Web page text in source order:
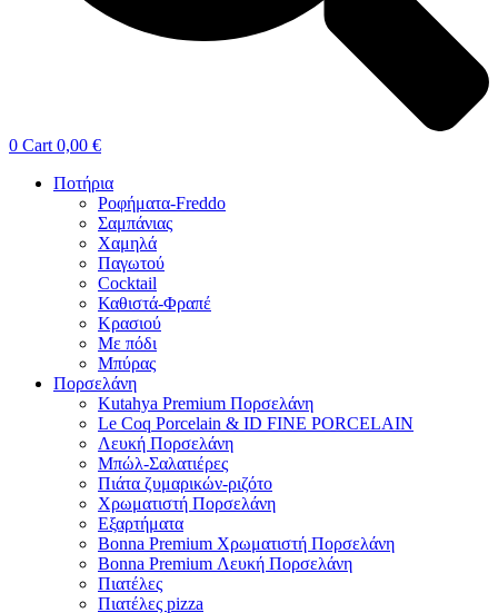
0 Cart 0,00 €
Ποτήρια
Ροφήματα-Freddo
Σαμπάνιας
Χαμηλά
Παγωτού
Cocktail
Καθιστά-Φραπέ
Κρασιού
Με πόδι
Μπύρας
Πορσελάνη
Kutahya Premium Πορσελάνη
Le Coq Porcelain & ID FINE PORCELAIN
Λευκή Πορσελάνη
Μπώλ-Σαλατιέρες
Πιάτα ζυμαρικών-ριζότο
Χρωματιστή Πορσελάνη
Εξαρτήματα
Bonna Premium Χρωματιστή Πορσελάνη
Bonna Premium Λευκή Πορσελάνη
Πιατέλες
Πιατέλες pizza